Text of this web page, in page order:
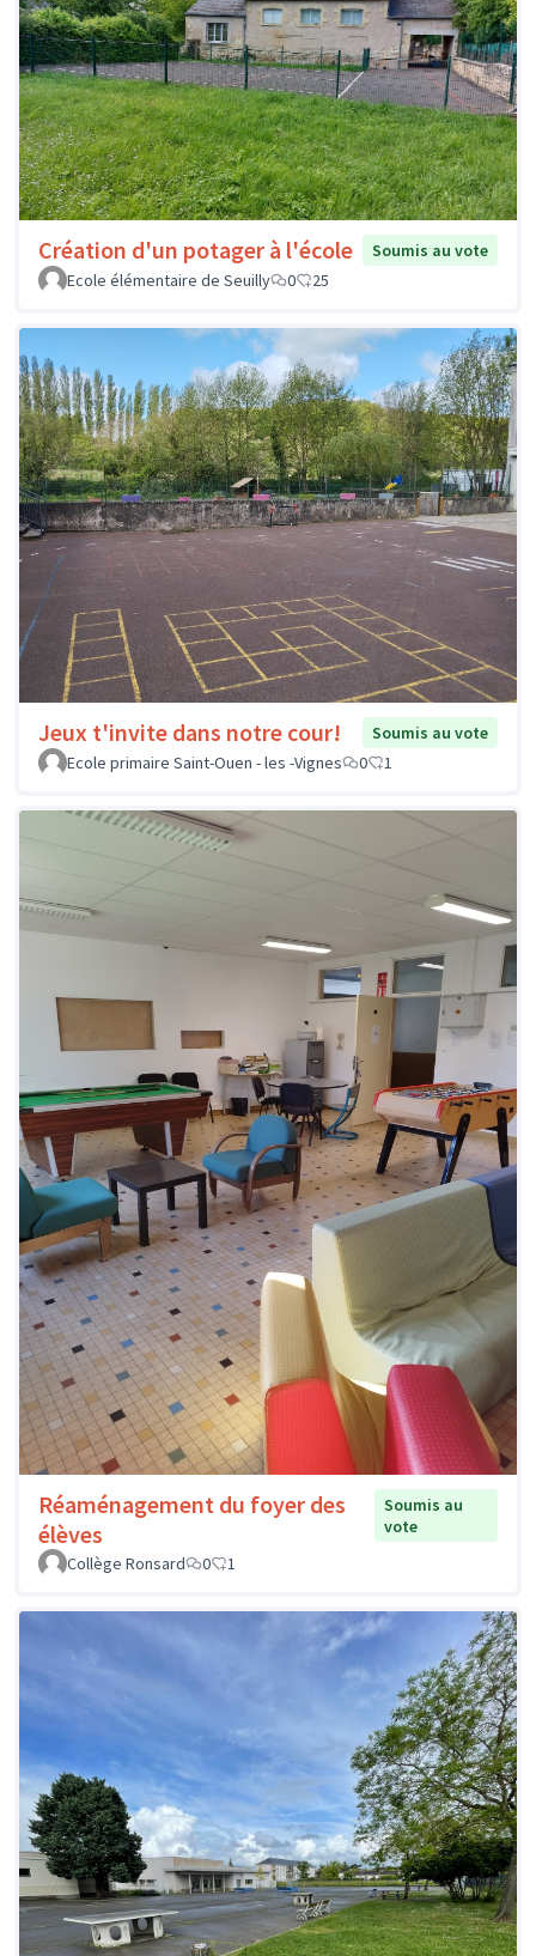
Création d'un potager à l'école
Soumis au vote
Ecole élémentaire de Seuilly
0 25
Jeux t'invite dans notre cour!
Soumis au vote
Ecole primaire Saint-Ouen - les -Vignes
0 1
Réaménagement du foyer des
élèves
Soumis au
vote
Collège Ronsard
0 1